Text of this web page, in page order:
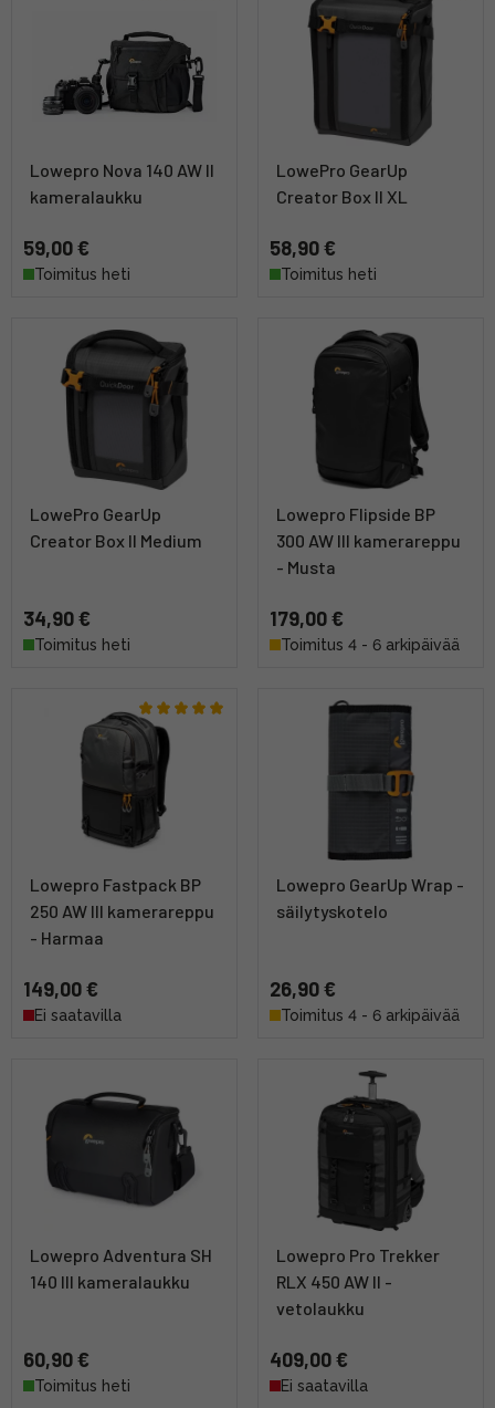
Lowepro Nova 140 AW II
kameralaukku
59,00 €
Toimitus heti
LowePro GearUp
Creator Box II XL
58,90 €
Toimitus heti
LowePro GearUp
Creator Box II Medium
34,90 €
Toimitus heti
Lowepro Flipside BP
300 AW III kamerareppu
- Musta
179,00 €
Toimitus 4 - 6 arkipäivää
Lowepro Fastpack BP
250 AW III kamerareppu
- Harmaa
149,00 €
Ei saatavilla
Lowepro GearUp Wrap -
säilytyskotelo
26,90 €
Toimitus 4 - 6 arkipäivää
Lowepro Adventura SH
140 III kameralaukku
60,90 €
Toimitus heti
Lowepro Pro Trekker
RLX 450 AW II -
vetolaukku
409,00 €
Ei saatavilla